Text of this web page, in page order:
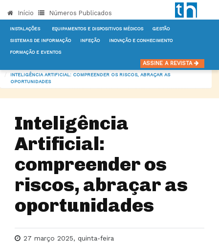
Início Números Publicados
INSTALAÇÕES EQUIPAMENTOS E DISPOSITIVOS MÉDICOS GESTÃO
SISTEMAS DE INFORMAÇÃO INFEÇÃO INOVAÇÃO E CONHECIMENTO
FORMAÇÃO E EVENTOS
ASSINE A REVISTA
INTELIGÊNCIA ARTIFICIAL: COMPREENDER OS RISCOS, ABRAÇAR AS
OPORTUNIDADES
Inteligência
Artificial:
compreender os
riscos, abraçar as
oportunidades
27 março 2025, quinta-feira